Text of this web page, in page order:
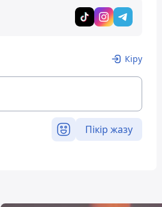
Кіру
Пікір жазу